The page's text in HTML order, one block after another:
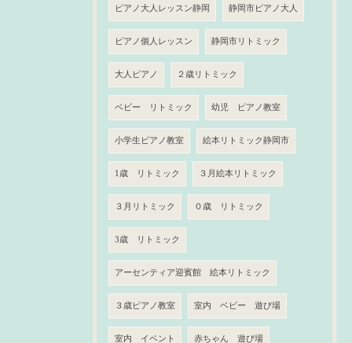
ピアノ大人レッスン静岡 静岡市ピアノ大人
ピアノ個人レッスン 静岡市リトミック
大人ピアノ ２歳リトミック
ベビー リトミック 幼児 ピアノ教室
小学生ピアノ教室 絵本リトミック静岡市
1歳 リトミック ３月絵本リトミック
３月リトミック ０歳 リトミック
3歳 リトミック
アーセンティア迎賓館 絵本リトミック
３歳ピアノ教室 室内 ベビー 遊び場
室内 イベント 赤ちゃん 遊び場